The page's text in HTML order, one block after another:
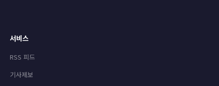
서비스
RSS 피드
기사제보